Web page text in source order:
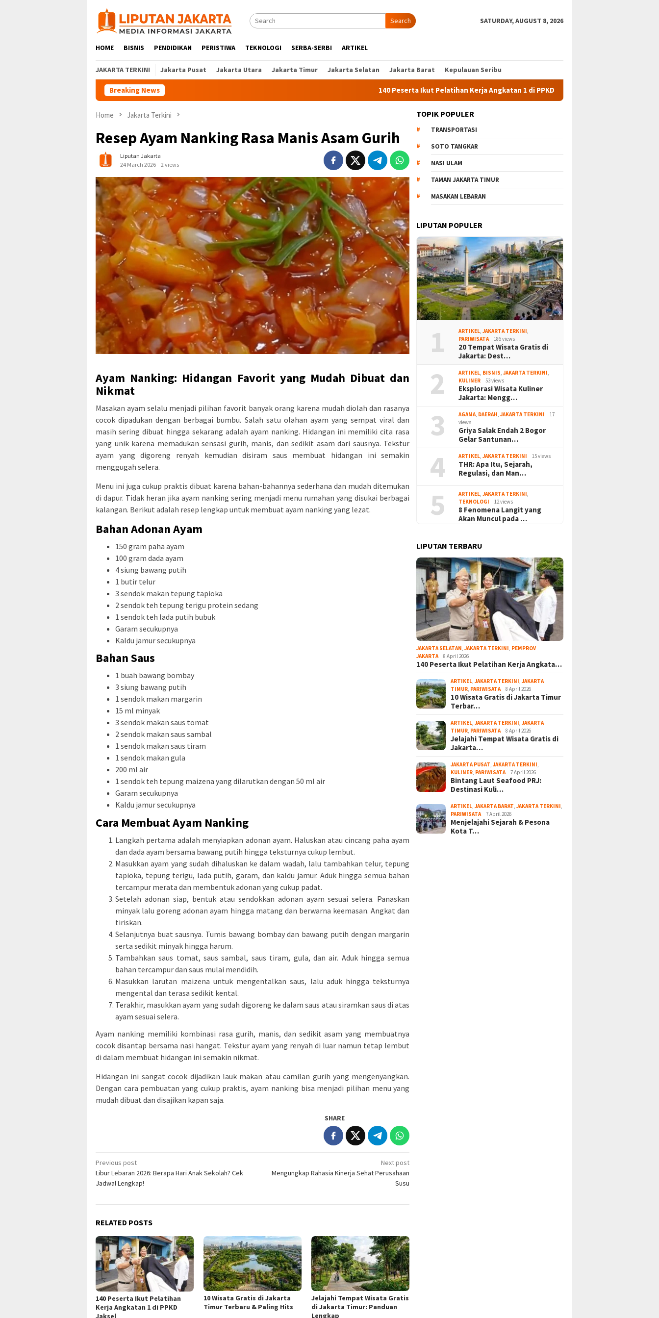
content
Search SATURDAY, AUGUST 8, 2026
HOME BISNIS PENDIDIKAN PERISTIWA TEKNOLOGI SERBA-SERBI ARTIKEL
JAKARTA TERKINI Jakarta Pusat Jakarta Utara Jakarta Timur Jakarta Selatan Jakarta Barat Kepulauan Seribu
Breaking News 140 Peserta Ikut Pelatihan Kerja Angkatan 1 di PPKD Jaksel
Home Jakarta Terkini
Resep Ayam Nanking Rasa Manis Asam Gurih
Liputan Jakarta
24 March 2026
2 views
Ayam Nanking: Hidangan Favorit yang Mudah Dibuat dan
Nikmat
Masakan ayam selalu menjadi pilihan favorit banyak orang karena mudah diolah dan rasanya
cocok dipadukan dengan berbagai bumbu. Salah satu olahan ayam yang sempat viral dan
masih sering dibuat hingga sekarang adalah ayam nanking. Hidangan ini memiliki cita rasa
yang unik karena memadukan sensasi gurih, manis, dan sedikit asam dari sausnya. Tekstur
ayam yang digoreng renyah kemudian disiram saus membuat hidangan ini semakin
menggugah selera.
Menu ini juga cukup praktis dibuat karena bahan-bahannya sederhana dan mudah ditemukan
di dapur. Tidak heran jika ayam nanking sering menjadi menu rumahan yang disukai berbagai
kalangan. Berikut adalah resep lengkap untuk membuat ayam nanking yang lezat.
Bahan Adonan Ayam
150 gram paha ayam
100 gram dada ayam
4 siung bawang putih
1 butir telur
3 sendok makan tepung tapioka
2 sendok teh tepung terigu protein sedang
1 sendok teh lada putih bubuk
Garam secukupnya
Kaldu jamur secukupnya
Bahan Saus
1 buah bawang bombay
3 siung bawang putih
1 sendok makan margarin
15 ml minyak
3 sendok makan saus tomat
2 sendok makan saus sambal
1 sendok makan saus tiram
1 sendok makan gula
200 ml air
1 sendok teh tepung maizena yang dilarutkan dengan 50 ml air
Garam secukupnya
Kaldu jamur secukupnya
Cara Membuat Ayam Nanking
Langkah pertama adalah menyiapkan adonan ayam. Haluskan atau cincang paha ayam
dan dada ayam bersama bawang putih hingga teksturnya cukup lembut.
Masukkan ayam yang sudah dihaluskan ke dalam wadah, lalu tambahkan telur, tepung
tapioka, tepung terigu, lada putih, garam, dan kaldu jamur. Aduk hingga semua bahan
tercampur merata dan membentuk adonan yang cukup padat.
Setelah adonan siap, bentuk atau sendokkan adonan ayam sesuai selera. Panaskan
minyak lalu goreng adonan ayam hingga matang dan berwarna keemasan. Angkat dan
tiriskan.
Selanjutnya buat sausnya. Tumis bawang bombay dan bawang putih dengan margarin
serta sedikit minyak hingga harum.
Tambahkan saus tomat, saus sambal, saus tiram, gula, dan air. Aduk hingga semua
bahan tercampur dan saus mulai mendidih.
Masukkan larutan maizena untuk mengentalkan saus, lalu aduk hingga teksturnya
mengental dan terasa sedikit kental.
Terakhir, masukkan ayam yang sudah digoreng ke dalam saus atau siramkan saus di atas
ayam sesuai selera.
Ayam nanking memiliki kombinasi rasa gurih, manis, dan sedikit asam yang membuatnya
cocok disantap bersama nasi hangat. Tekstur ayam yang renyah di luar namun tetap lembut
di dalam membuat hidangan ini semakin nikmat.
Hidangan ini sangat cocok dijadikan lauk makan atau camilan gurih yang mengenyangkan.
Dengan cara pembuatan yang cukup praktis, ayam nanking bisa menjadi pilihan menu yang
mudah dibuat dan disajikan kapan saja.
SHARE
Post
navigation
Previous post
Libur Lebaran 2026: Berapa Hari Anak Sekolah? Cek
Jadwal Lengkap!
Next post
Mengungkap Rahasia Kinerja Sehat Perusahaan
Susu
RELATED POSTS
140 Peserta Ikut Pelatihan
Kerja Angkatan 1 di PPKD
10 Wisata Gratis di Jakarta
Timur Terbaru & Paling Hits
Jelajahi Tempat Wisata Gratis
di Jakarta Timur: Panduan
Lengkap
TOPIK POPULER
TRANSPORTASI
SOTO TANGKAR
NASI ULAM
TAMAN JAKARTA TIMUR
MASAKAN LEBARAN
LIPUTAN POPULER
1 ARTIKEL ,JAKARTA TERKINI
PARIWISATA
186 views
20 Tempat Wisata Gratis di
Jakarta: Dest…
2 ARTIKEL BISNIS ,JAKARTA TERKINI
KULINER
53 views
Eksplorasi Wisata Kuliner
Jakarta: Mengg…
3 AGAMA DAERAH ,JAKARTA TERKINI
17
views
Griya Salak Endah 2 Bogor
Gelar Santunan…
4 ARTIKEL ,JAKARTA TERKINI 15 views
THR: Apa Itu, Sejarah,
Regulasi, dan Man…
5 ARTIKEL ,JAKARTA TERKINI
TEKNOLOGI
12 views
8 Fenomena Langit yang
Akan Muncul pada …
LIPUTAN TERBARU
JAKARTA SELATAN ,JAKARTA TERKINI PEMPROV
JAKARTA
8 April 2026
140 Peserta Ikut Pelatihan Kerja Angkata…
ARTIKEL ,JAKARTA TERKINI ,JAKARTA
TIMUR PARIWISATA 8 April 2026
10 Wisata Gratis di Jakarta Timur
Terbar…
ARTIKEL ,JAKARTA TERKINI ,JAKARTA
TIMUR PARIWISATA 8 April 2026
Jelajahi Tempat Wisata Gratis di
Jakarta…
JAKARTA PUSAT ,JAKARTA TERKINI
KULINER PARIWISATA 7 April 2026
Bintang Laut Seafood PRJ:
Destinasi Kuli…
ARTIKEL ,JAKARTA BARAT ,JAKARTA TERKINI
PARIWISATA
7 April 2026
Menjelajahi Sejarah & Pesona
Kota T…